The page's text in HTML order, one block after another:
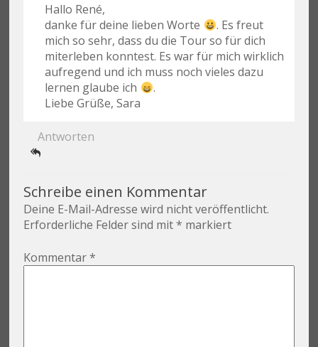
Hallo René,
danke für deine lieben Worte
. Es freut
mich so sehr, dass du die Tour so für dich
miterleben konntest. Es war für mich wirklich
aufregend und ich muss noch vieles dazu
lernen glaube ich
.
Liebe Grüße, Sara
Antworten
Schreibe einen Kommentar
Deine E-Mail-Adresse wird nicht veröffentlicht.
Erforderliche Felder sind mit* markiert
Kommentar*